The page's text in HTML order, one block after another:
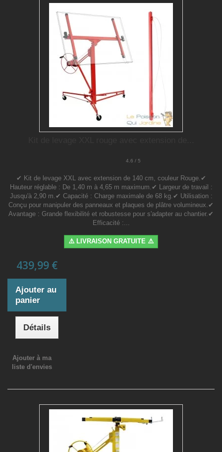
4.6 / 5
✔ Kit de levage XXL avec extension de 140 cm, couleur Rouge.✔
Hauteur réglable : De 1,40 m à 4,65 m maximum.✔ Largeur de travail :
Jusqu'à 2,90 m.✔ Capacité : Charge maximale de 68 kg.✔ Utilisation :
Conçu pour manipuler des panneaux et plaques de plâtre volumineux.✔
Avantage : Grande flexibilité et robustesse pour s'adapter au chantier.✔
Efficacité :...
⚠️ LIVRAISON GRATUITE ⚠️
439,99 €
Ajouter au
panier
Détails
Ajouter à ma
liste d'envies